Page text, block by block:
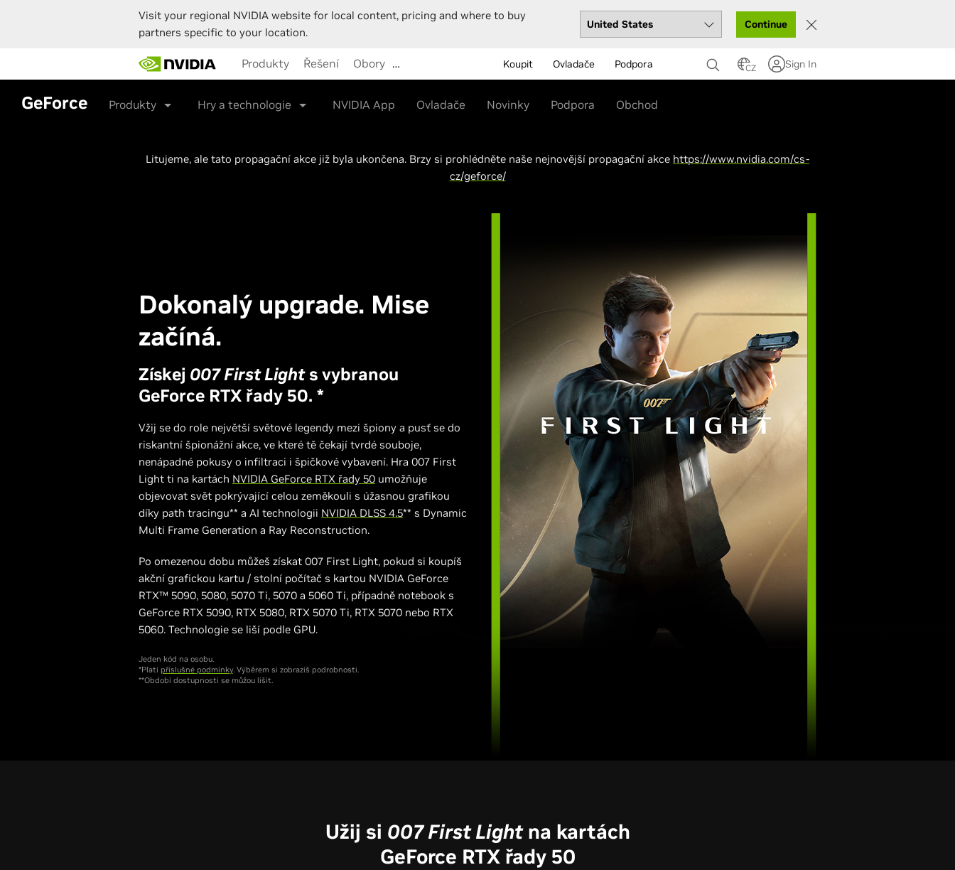
Visit your regional NVIDIA website for local content, pricing and where to buy
partners specific to your location.
Continue
main
content
Produkty Řešení Obory … Koupit Ovladače Podpora CZ Sign In
GeForce Produkty Hry a technologie NVIDIA App Ovladače Novinky Podpora Obchod
Litujeme, ale tato propagační akce již byla ukončena. Brzy si prohlédněte naše nejnovější propagační akce https://www.nvidia.com/cs-
cz/geforce/
Dokonalý upgrade. Mise
začíná.
Získej 007 First Lights vybranou
GeForce RTX řady 50. *
Vžij se do role největší světové legendy mezi špiony a pusť se do
riskantní špionážní akce, ve které tě čekají tvrdé souboje,
nenápadné pokusy o infiltraci i špičkové vybavení. Hra 007 First
Light ti na kartách NVIDIA GeForce RTX řady 50 umožňuje
objevovat svět pokrývající celou zeměkouli s úžasnou grafikou
díky path tracingu** a AI technologii NVIDIA DLSS 4.5** s Dynamic
Multi Frame Generation a Ray Reconstruction.
Po omezenou dobu můžeš získat 007 First Light, pokud si koupíš
akční grafickou kartu / stolní počítač s kartou NVIDIA GeForce
RTX™ 5090, 5080, 5070 Ti, 5070 a 5060 Ti, případně notebook s
GeForce RTX 5090, RTX 5080, RTX 5070 Ti, RTX 5070 nebo RTX
5060. Technologie se liší podle GPU.
Jeden kód na osobu.
*Platí příslušné podmínky. Výběrem si zobrazíš podrobnosti.
**Období dostupnosti se můžou lišit.
Užij si 007 First Lightna kartách
GeForce RTX řady 50